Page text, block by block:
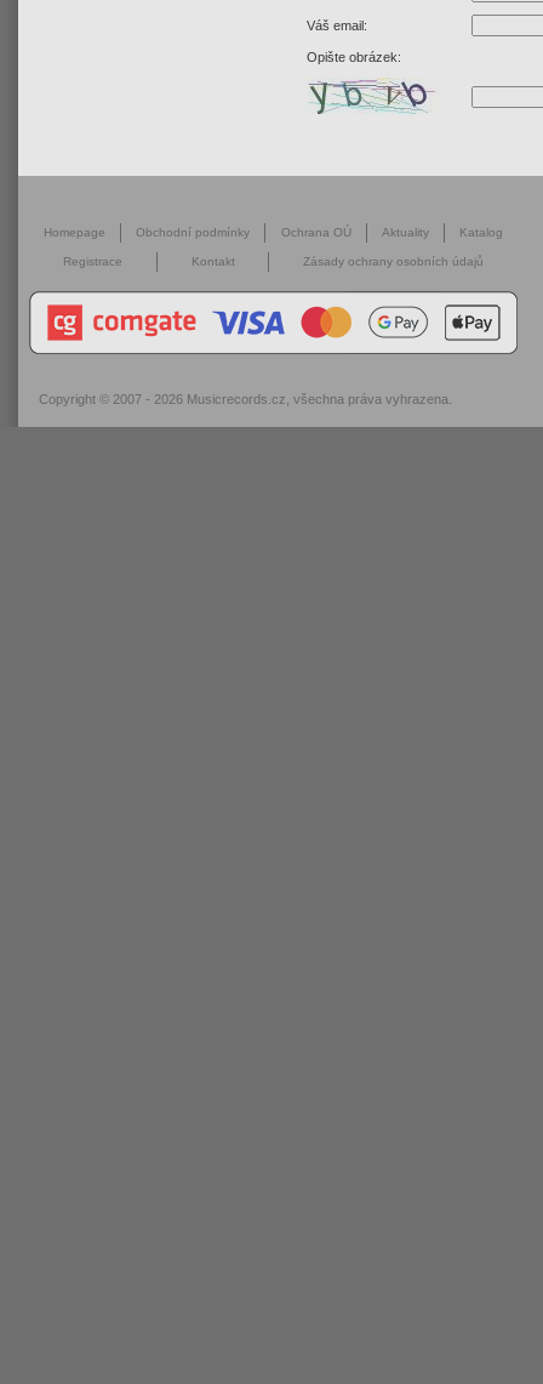
Váš email:
Opište obrázek:
Homepage Obchodní podmínky Ochrana OÚ Aktuality Katalog
Registrace Kontakt Zásady ochrany osobních údajů
Copyright © 2007 - 2026 Musicrecords.cz , všechna práva vyhrazena.